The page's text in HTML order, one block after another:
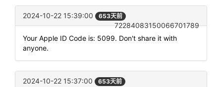
2024-10-22 15:39:00 653天前
72284083150066701789
Your Apple ID Code is: 5099. Don't share it with
anyone.
2024-10-22 15:37:00 653天前